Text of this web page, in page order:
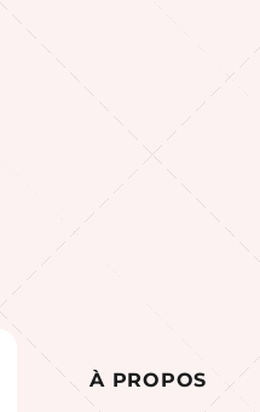
À PROPOS